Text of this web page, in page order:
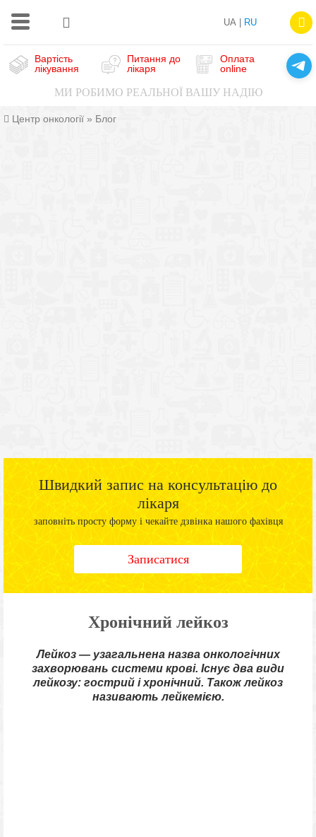
UA | RU
Вартість
лікування
Питання до
лікаря
Оплата
online
МИ РОБИМО РЕАЛЬНОЇ ВАШУ НАДІЮ
Центр онкології » Блог
Швидкий запис на консультацію до
лікаря
заповніть просту форму і чекайте дзвінка нашого фахівця
Записатися
Хронічний лейкоз
Лейкоз — узагальнена назва онкологічних
захворювань системи крові. Існує два види
лейкозу: гострий і хронічний. Також лейкоз
називають лейкемією.